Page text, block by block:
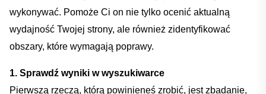
wykonywać. Pomoże Ci ​on nie tylko ocenić aktualną
wydajność Twojej strony, ale⁤ również zidentyfikować
obszary, które wymagają poprawy.​
1. Sprawdź wyniki w wyszukiwarce
Pierwszą rzeczą, którą powinieneś zrobić, jest zbadanie,